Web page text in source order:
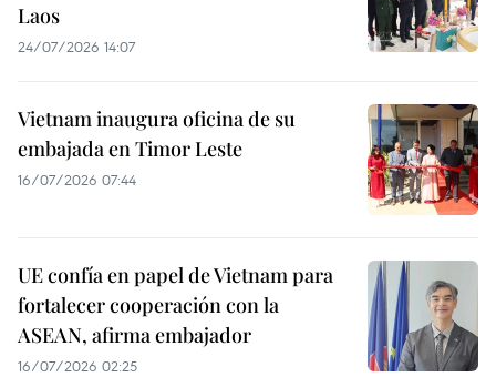
Laos
24/07/2026 14:07
Vietnam inaugura oficina de su
embajada en Timor Leste
16/07/2026 07:44
UE confía en papel de Vietnam para
fortalecer cooperación con la
ASEAN, afirma embajador
16/07/2026 02:25